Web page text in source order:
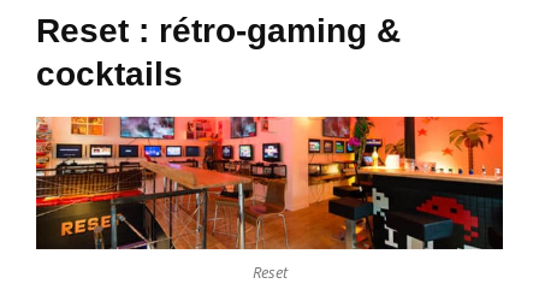
Reset : rétro-gaming &
cocktails
Reset